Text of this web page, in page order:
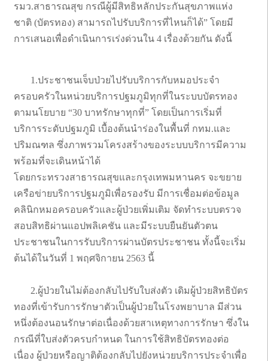
รมว.สาธารณสุข กรณีผู้มีสิทธิหลักประกันสุขภาพแห่ง
ชาติ (บัตรทอง) สามารถไปรับบริการที่ไหนก็ได้” โดยมี
การเสนอเพื่อดำเนินการเร่งด่วนใน 4 เรื่องด้วยกัน ดังนี้
1.ประชาชนเจ็บป่วยไปรับบริการกับหมอประจำ
ครอบครัวในหน่วยบริการปฐมภูมิทุกที่ในระบบบัตรทอง
ตามนโยบาย “30 บาทรักษาทุกที่” โดยเป็นการเริ่มที่
บริการระดับปฐมภูมิ เบื้องต้นนำร่องในพื้นที่ กทม.และ
ปริมณฑล ซึ่งภาพรวมโครงสร้างของระบบบริการมีความ
พร้อมที่จะเดินหน้าได้
โดยกระทรวงสาธารณสุขและกรุงเทพมหานคร จะขยาย
เครือข่ายบริการปฐมภูมิเพื่อรองรับ มีการเชื่อมต่อข้อมูล
คลินิกหมอครอบครัวและผู้ป่วยเพิ่มเติม จัดทำระบบตรวจ
สอบสิทธิผ่านแอปพลิเคชัน และมีระบบยืนยันตัวตน
ประชาชนในการรับบริการผ่านบัตรประชาชน ทั้งนี้จะเริ่ม
ต้นได้ในวันที่ 1 พฤศจิกายน 2563 นี้
2.ผู้ป่วยในไม่ต้องกลับไปรับใบส่งตัว เดิมผู้ป่วยสิทธิบัตร
ทองที่เข้ารับการรักษาตัวเป็นผู้ป่วยในโรงพยาบาล มีส่วน
หนึ่งต้องนอนรักษาต่อเนื่องด้วยสาเหตุทางการรักษา ซึ่งใน
กรณีที่ใบส่งตัวครบกำหนด ในการใช้สิทธิบัตรทองต่อ
เนื่อง ผู้ป่วยหรือญาติต้องกลับไปยังหน่วยบริการประจำเพื่อ